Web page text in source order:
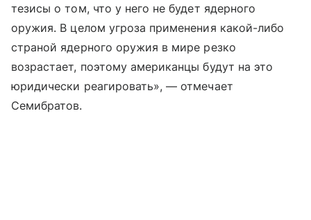
тезисы о том, что у него не будет ядерного
оружия. В целом угроза применения какой-либо
страной ядерного оружия в мире резко
возрастает, поэтому американцы будут на это
юридически реагировать», — отмечает
Семибратов.